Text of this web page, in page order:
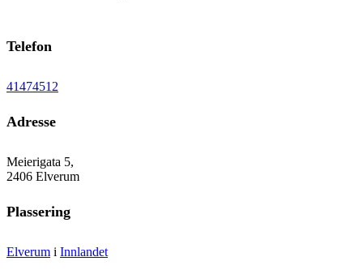
Telefon
41474512
Adresse
Meierigata 5,
2406 Elverum
Plassering
Elverum i Innlandet